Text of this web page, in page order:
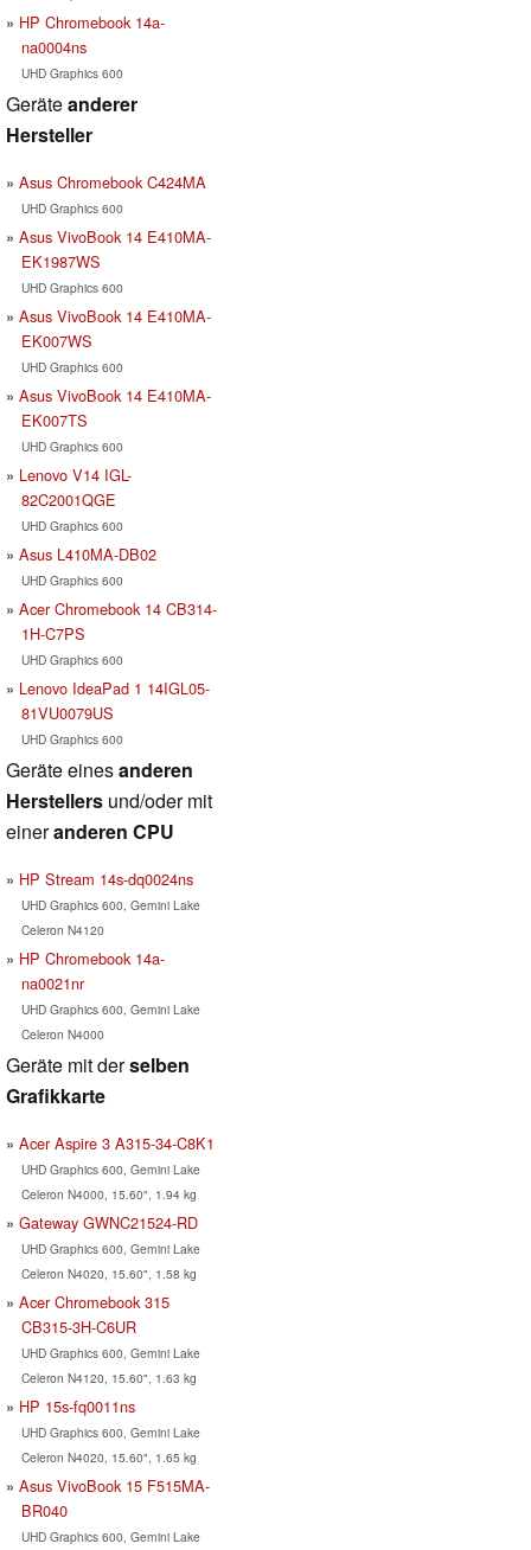
HP Chromebook 14a-
na0004ns
UHD Graphics 600
Geräteanderer
Hersteller
Asus Chromebook C424MA
UHD Graphics 600
Asus VivoBook 14 E410MA-
EK1987WS
UHD Graphics 600
Asus VivoBook 14 E410MA-
EK007WS
UHD Graphics 600
Asus VivoBook 14 E410MA-
EK007TS
UHD Graphics 600
Lenovo V14 IGL-
82C2001QGE
UHD Graphics 600
Asus L410MA-DB02
UHD Graphics 600
Acer Chromebook 14 CB314-
1H-C7PS
UHD Graphics 600
Lenovo IdeaPad 1 14IGL05-
81VU0079US
UHD Graphics 600
Geräte einesanderen
Herstellers und/oder mit
eineranderen CPU
HP Stream 14s-dq0024ns
UHD Graphics 600, Gemini Lake
Celeron N4120
HP Chromebook 14a-
na0021nr
UHD Graphics 600, Gemini Lake
Celeron N4000
Geräte mit derselben
Grafikkarte
Acer Aspire 3 A315-34-C8K1
UHD Graphics 600, Gemini Lake
Celeron N4000, 15.60", 1.94 kg
Gateway GWNC21524-RD
UHD Graphics 600, Gemini Lake
Celeron N4020, 15.60", 1.58 kg
Acer Chromebook 315
CB315-3H-C6UR
UHD Graphics 600, Gemini Lake
Celeron N4120, 15.60", 1.63 kg
HP 15s-fq0011ns
UHD Graphics 600, Gemini Lake
Celeron N4020, 15.60", 1.65 kg
Asus VivoBook 15 F515MA-
BR040
UHD Graphics 600, Gemini Lake